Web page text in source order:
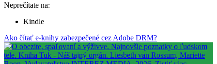
Neprečítate na:
Kindle
Ako čítať e-knihy zabezpečené cez Adobe DRM?